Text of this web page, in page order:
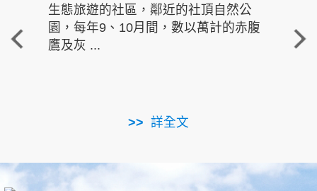
生態旅遊的社區，鄰近的社頂自然公
園，每年9、10月間，數以萬計的赤腹
鷹及灰 ...
詳全文
重
走進